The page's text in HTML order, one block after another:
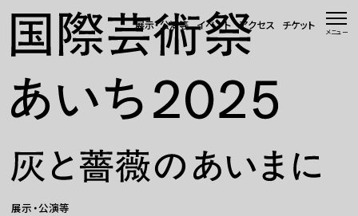
展示・公演等 イベント アクセス チケット メニュー
ニュース 一覧
WEBマガジン
展示・公演等
展示・公演等